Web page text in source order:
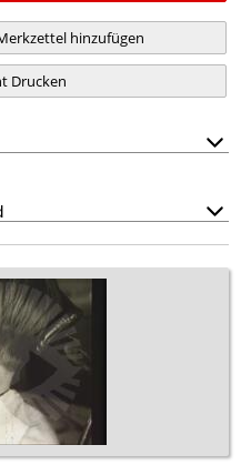
hinzufügen
Drucken